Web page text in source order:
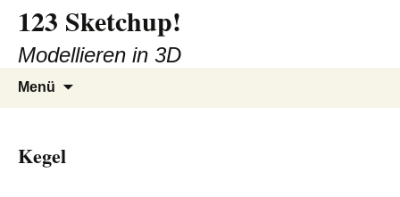
Inhalt
springen
123 Sketchup!
Modellieren in 3D
Menü
Kegel